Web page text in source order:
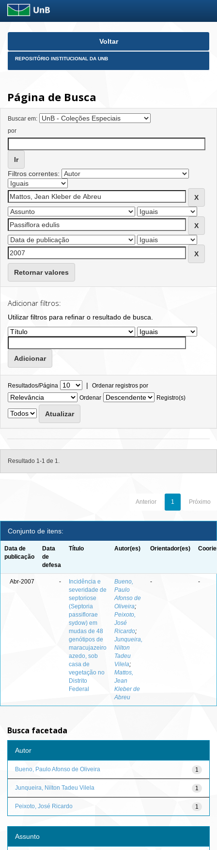
Skip
Voltar
REPOSITÓRIO INSTITUCIONAL DA UNB
Página de Busca
Buscar em:
por
Filtros correntes:
Retornar valores
Adicionar filtros:
Utilizar filtros para refinar o resultado de busca.
Resultados/Página | Ordenar registros por
Ordenar
Registro(s)
Resultado 1-1 de 1.
Anterior 1 Próximo
Conjunto de itens:
Data de
publicação
Data
de
defesa
Título Autor(es) Orientador(es)
Abr-2007 -
Incidência e
severidade de
septoriose
(Septoria
passiflorae
sydow) em
mudas de 48
genótipos de
maracujazeiro
azedo, sob
casa de
vegetação no
Distrito
Federal
Bueno,
Paulo
Afonso de
Oliveira;
Peixoto,
José
Ricardo;
Junqueira,
Nilton
Tadeu
Vilela;
Mattos,
Jean
Kleber de
Abreu
- -
Busca facetada
Autor
1
Bueno, Paulo Afonso de Oliveira
1
Junqueira, Nilton Tadeu Vilela
1
Peixoto, José Ricardo
Assunto